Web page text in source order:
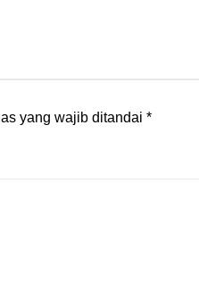
yang wajib ditandai *